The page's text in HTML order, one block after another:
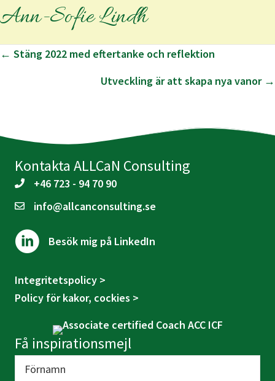
Ann-Sofie Lindh
Posts
← Stäng 2022 med eftertanke och reflektion
Utveckling är att skapa nya vanor →
Kontakta ALLCaN Consulting
+46 723 - 94 70 90
info@allcanconsulting.se
Besök mig på LinkedIn
Integritetspolicy >
Policy för kakor, cockies >
Få inspirationsmejl